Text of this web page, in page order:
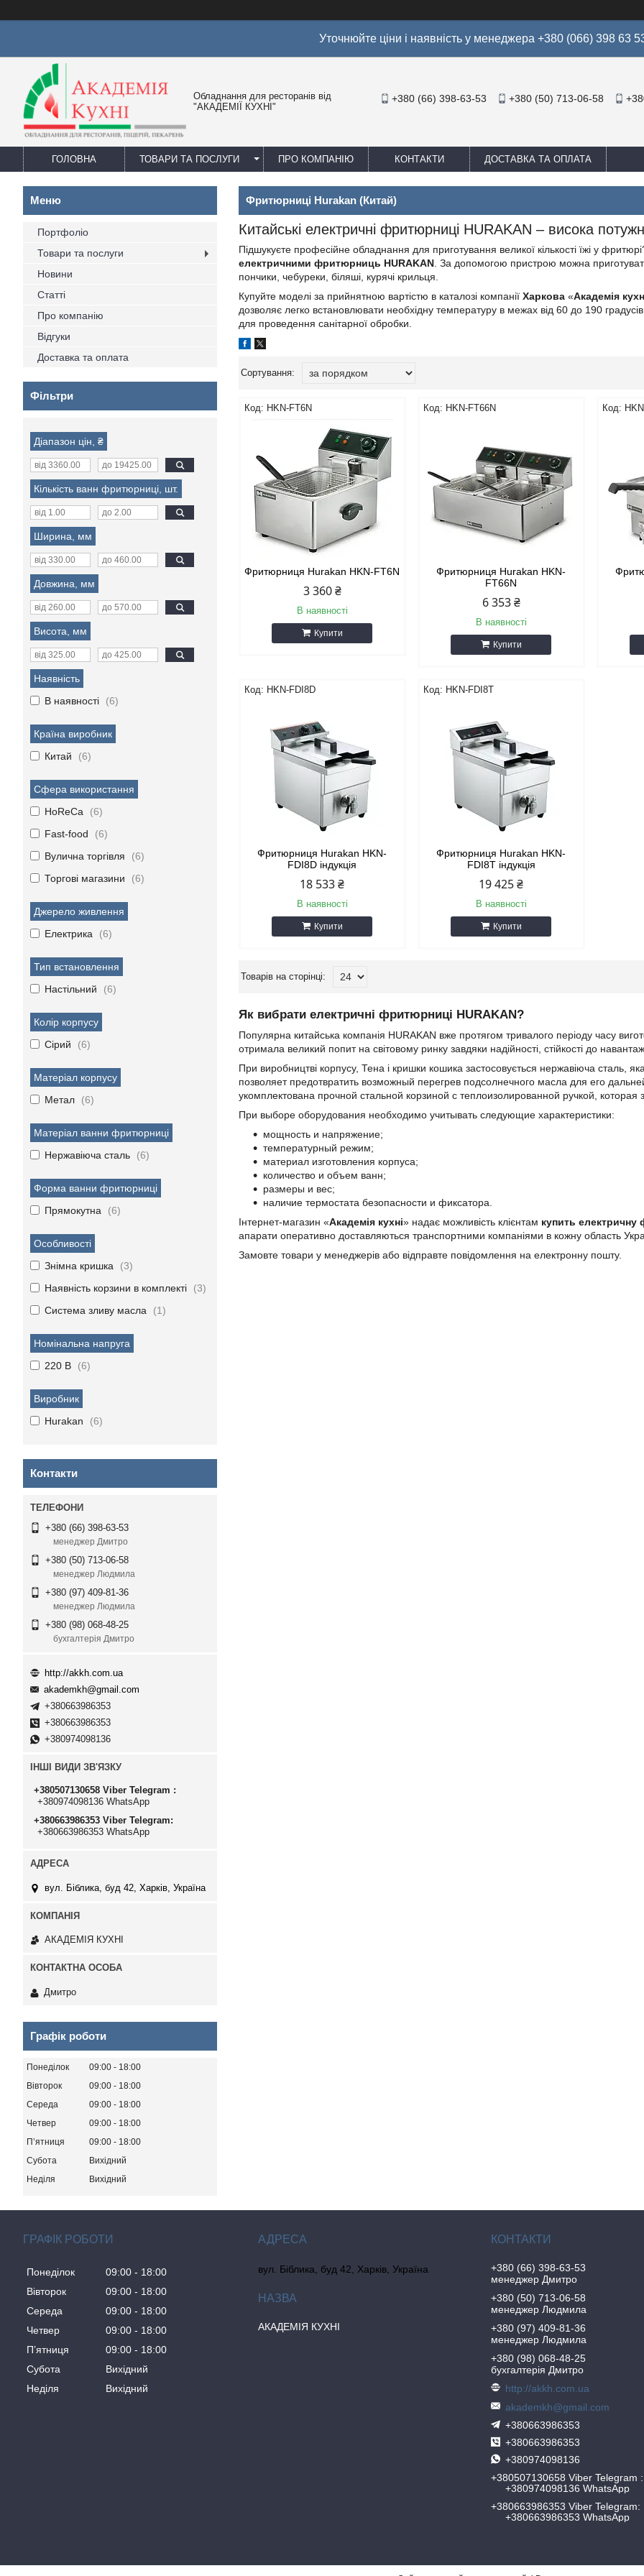
Уточнюйте ціни і наявність у менеджера +380 (066) 398 63
Обладнання для ресторанів від
"АКАДЕМІЇ КУХНІ"
+380 (66) 398-63-53 +380 (50) 713-06-58
ГОЛОВНА ТОВАРИ ТА ПОСЛУГИ ПРО КОМПАНІЮ КОНТАКТИ ДОСТАВКА ТА ОПЛАТА
Фритюрниці Hurakan (Китай)
Китайські електричні фритюрниці HURAKAN – висока
Підшукуєте професійне обладнання для приготування великої кількості їжі у
електричними фритюрниць HURAKAN . За допомогою пристрою можна
пончики, чебуреки, біляші, курячі крильця.
Купуйте моделі за прийнятною вартістю в каталозі компанії Харкова «Академія
дозволяє легко встановлювати необхідну температуру в межах від 60 до 190
для проведення санітарної обробки.
HKN-FT6N
Фритюрниця Hurakan HKN-FT6N
3 360 ₴
В наявності
Купити
HKN-FT66N
Фритюрниця Hurakan HKN-
FT66N
6 353 ₴
В наявності
Купити
HKN-FDI8D
Фритюрниця Hurakan HKN-
FDI8D індукція
18 533 ₴
В наявності
Купити
HKN-FDI8T
Фритюрниця Hurakan HKN-
FDI8T індукція
19 425 ₴
В наявності
Купити
Як вибрати електричні фритюрниці HURAKAN?
Популярна китайська компанія HURAKAN вже протягом тривалого періоду часу
отримала великий попит на світовому ринку завдяки надійності, стійкості до
При виробництві корпусу, Тена і кришки кошика застосовується нержавіюча сталь,
позволяет предотвратить возможный перегрев подсолнечного масла для его
укомплектована прочной стальной корзиной с теплоизолированной ручкой, которая
При выборе оборудования необходимо учитывать следующие характеристики:
мощность и напряжение;
температурный режим;
материал изготовления корпуса;
количество и объем ванн;
размеры и вес;
наличие термостата безопасности и фиксатора.
Інтернет-магазин «Академія кухні» надає можливість клієнтам купить
апарати оперативно доставляються транспортними компаніями в кожну область
Замовте товари у менеджерів або відправте повідомлення на електронну пошту.
Портфоліо
Товари та послуги
Новини
Статті
Про компанію
Відгуки
Доставка та оплата
Фільтри
Діапазон цін, ₴
Кількість ванн фритюрниці, шт.
Ширина, мм
Довжина, мм
Висота, мм
Наявність
В наявності
6
Країна виробник
Китай
6
Сфера використання
HoReCa
6
Fast-food
6
Вулична торгівля
6
Торгові магазини
6
Джерело живлення
Електрика
6
Тип встановлення
Настільний
6
Колір корпусу
Сірий
6
Матеріал корпусу
Метал
6
Матеріал ванни фритюрниці
Нержавіюча сталь
6
Форма ванни фритюрниці
Прямокутна
6
Особливості
Знімна кришка
3
Наявність корзини в комплекті
3
Система зливу масла
1
Номінальна напруга
220 В
6
Виробник
Hurakan
6
Контакти
+380 (66) 398-63-53
менеджер Дмитро
+380 (50) 713-06-58
менеджер Людмила
+380 (97) 409-81-36
менеджер Людмила
+380 (98) 068-48-25
бухгалтерія Дмитро
http://akkh.com.ua
akademkh@gmail.com
+380663986353
+380663986353
+380974098136
ІНШІ ВИДИ ЗВ'ЯЗКУ
+380507130658 Viber Telegram
+380974098136 WhatsApp
+380663986353 Viber Telegram
+380663986353 WhatsApp
вул. Біблика, буд 42, Харків, Україна
АКАДЕМІЯ КУХНІ
Дмитро
Графік роботи
Понеділок 09:00
18:00
Вівторок
09:00
18:00
Середа
09:00
18:00
Четвер
09:00
18:00
Пʼятниця
09:00
18:00
Субота
Вихідний
Неділя
Вихідний
ГРАФІК РОБОТИ
Понеділок 09:00
18:00
Вівторок
09:00
18:00
Середа
09:00
18:00
Четвер
09:00
18:00
Пʼятниця
09:00
18:00
Субота
Вихідний
Неділя
Вихідний
вул. Біблика, буд 42, Харків, Україна
АКАДЕМІЯ КУХНІ
+380 (66) 398-63-53
менеджер Дмитро
+380 (50) 713-06-58
менеджер Людмила
+380 (97) 409-81-36
менеджер Людмила
+380 (98) 068-48-25
бухгалтерія Дмитро
http://akkh.com.ua
akademkh@gmail.com
+380663986353
+380663986353
+380974098136
+380507130658 Viber Telegram
+380974098136 WhatsApp
+380663986353 Viber Telegram
+380663986353 WhatsApp